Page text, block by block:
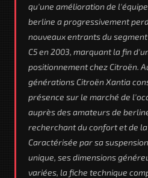
qu'une amélioration de
berline a progressivement
nouveaux entrants du
C5 en 2003, marquant la fin
positionnement chez Citroën.
générations Citroën Xantia
présence sur le marché de
auprès des amateurs de
recherchant du confort et de
Caractérisée par sa
unique, ses dimensions
variées, la fiche technique